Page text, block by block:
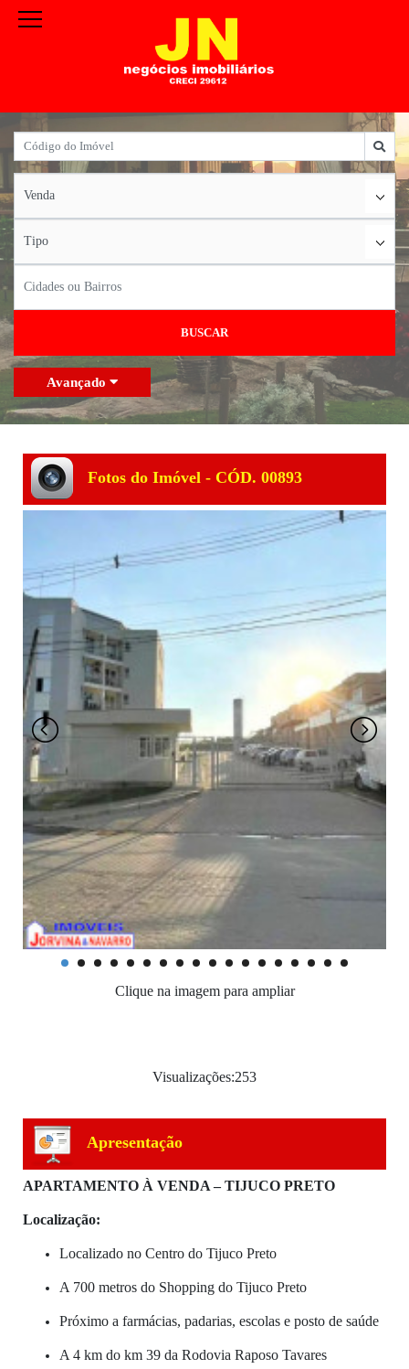
BUSCAR
Avançado
Fotos do Imóvel - CÓD. 00893
Clique na imagem para ampliar
Visualizações:253
Apresentação
APARTAMENTO À VENDA – TIJUCO PRETO
Localização:
Localizado no Centro do Tijuco Preto
A 700 metros do Shopping do Tijuco Preto
Próximo a farmácias, padarias, escolas e posto de saúde
A 4 km do km 39 da Rodovia Raposo Tavares